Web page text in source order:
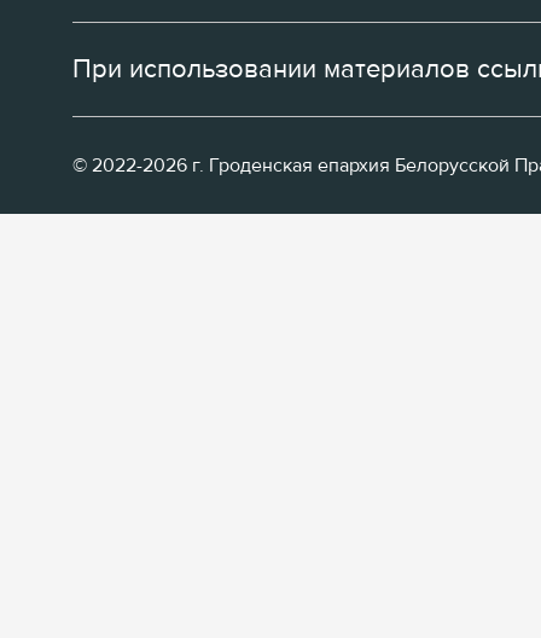
При использовании материалов
© 2022-2026 г. Гроденская епархия Белорусской